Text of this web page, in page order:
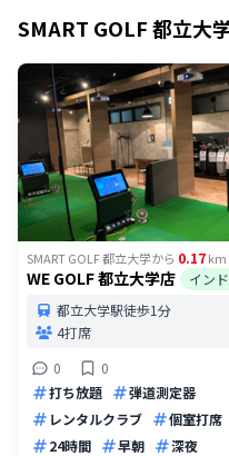
SMART GOLF 都立大
SMART GOLF 都立大学から 0.17km
WE GOLF 都立大学店
イン
都立大学駅徒歩1分
4打席
0
0
打ち放題
弾道測定器
レンタルクラブ
個室打席
24時間
早朝 深夜